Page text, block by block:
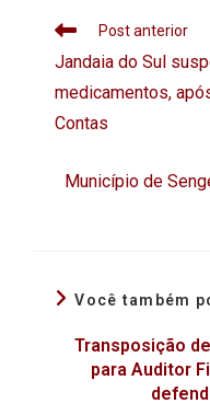
Post anterior
Jandaia do Sul
medicamentos,
Contas
Município de
Você também
Transposição
para Auditor